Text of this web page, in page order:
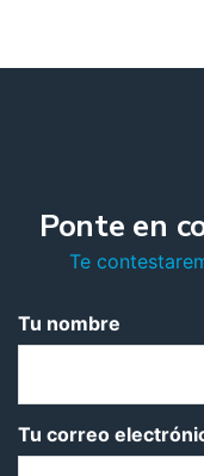
Ponte en
Te
Tu nombre
Tu correo